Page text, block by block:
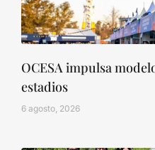
OCESA impulsa
estadios
6 agosto, 2026